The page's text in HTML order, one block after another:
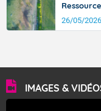
26/05/2026
IMAGES &